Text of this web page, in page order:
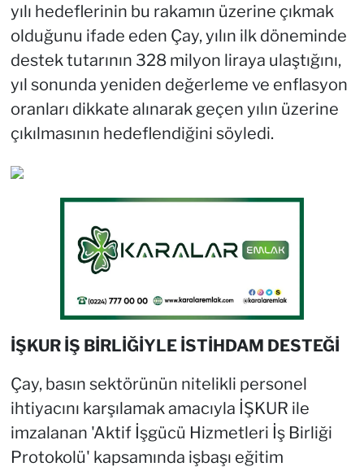
yılı hedeflerinin bu rakamın üzerine çıkmak
olduğunu ifade eden Çay, yılın ilk döneminde
destek tutarının 328 milyon liraya ulaştığını,
yıl sonunda yeniden değerleme ve enflasyon
oranları dikkate alınarak geçen yılın üzerine
çıkılmasının hedeflendiğini söyledi.
İŞKUR İŞ BİRLİĞİYLE İSTİHDAM DESTEĞİ
Çay, basın sektörünün nitelikli personel
ihtiyacını karşılamak amacıyla İŞKUR ile
imzalanan 'Aktif İşgücü Hizmetleri İş Birliği
Protokolü' kapsamında işbaşı eğitim